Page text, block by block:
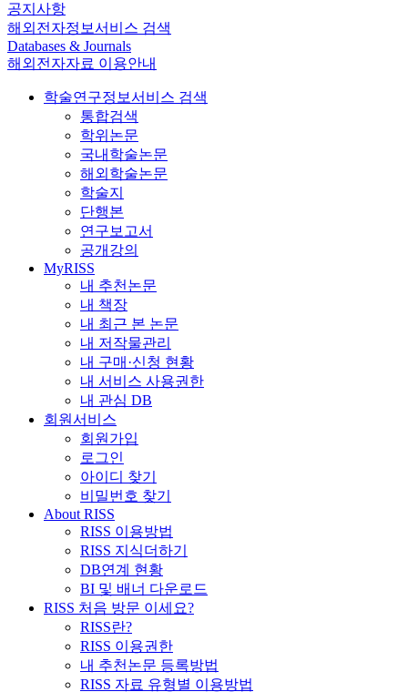
공지사항
해외전자정보서비스 검색
Databases & Journals
해외전자자료 이용안내
학술연구정보서비스 검색
통합검색
학위논문
국내학술논문
해외학술논문
학술지
단행본
연구보고서
공개강의
MyRISS
내 추천논문
내 책장
내 최근 본 논문
내 저작물관리
내 구매·신청 현황
내 서비스 사용권한
내 관심 DB
회원서비스
회원가입
로그인
아이디 찾기
비밀번호 찾기
About RISS
RISS 이용방법
RISS 지식더하기
DB연계 현황
BI 및 배너 다운로드
RISS 처음 방문 이세요?
RISS란?
RISS 이용권한
내 추천논문 등록방법
RISS 자료 유형별 이용방법